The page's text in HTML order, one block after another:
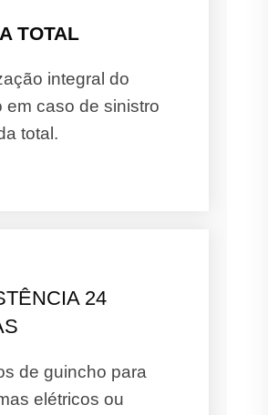
TOTAL
integral do
em caso de sinistro
total.
24
de guincho para
elétricos ou